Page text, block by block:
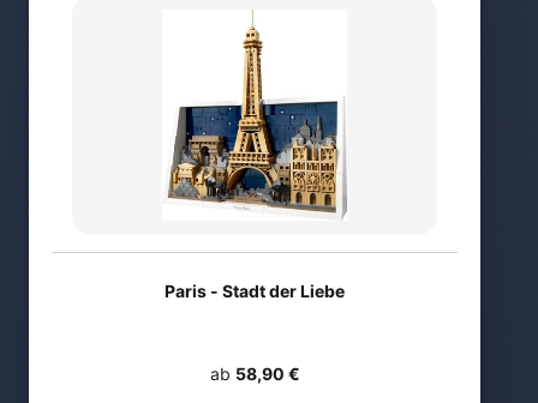
Paris - Stadt der Liebe
ab 58,90 €